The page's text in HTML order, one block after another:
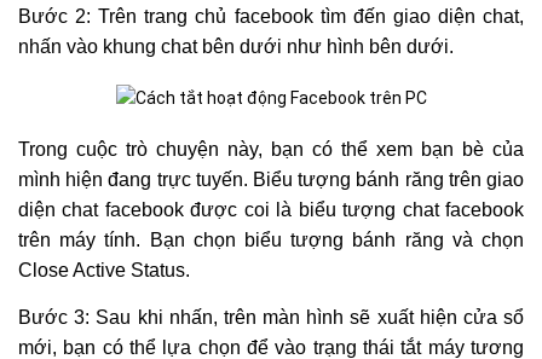
Bước 2: Trên trang chủ facebook tìm đến giao diện chat,
nhấn vào khung chat bên dưới như hình bên dưới.
Trong cuộc trò chuyện này, bạn có thể xem bạn bè của
mình hiện đang trực tuyến. Biểu tượng bánh răng trên giao
diện chat facebook được coi là biểu tượng chat facebook
trên máy tính. Bạn chọn biểu tượng bánh răng và chọn
Close Active Status.
Bước 3: Sau khi nhấn, trên màn hình sẽ xuất hiện cửa sổ
mới, bạn có thể lựa chọn để vào trạng thái tắt máy tương